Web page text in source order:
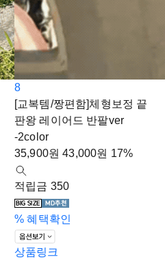
8
[교복템/짱편함]체형보정 끝
판왕 레이어드 반팔ver
-2color
35,900원 43,000원 17%
적립금 350
% 혜택확인
상품링크